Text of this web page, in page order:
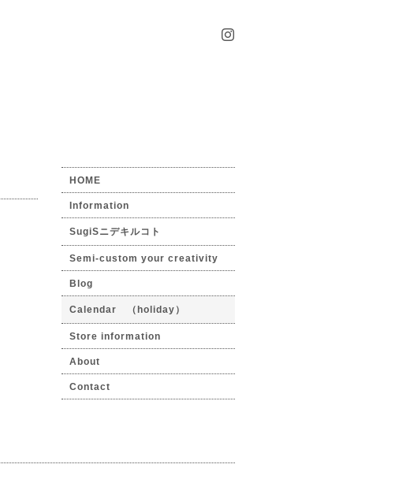
HOME
Information
SugiSニデキルコト
Semi-custom your creativity
Blog
Calendar （holiday）
Store information
About
Contact